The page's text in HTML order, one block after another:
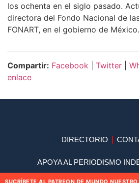
los ochenta en el siglo pasado.
directora del Fondo Nacional de
FONART, en el gobierno de México.
Compartir: Facebook Twitter
enlace
DIRECTORIO
APOYA AL PERIODISMO
SUCRÍBETE AL PATREON DE MUNDO NUESTRO